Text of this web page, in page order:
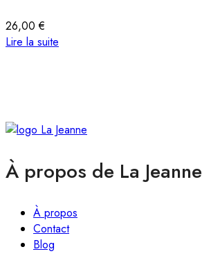
26,00€
Lire la suite
À propos de La Jeanne
À propos
Contact
Blog